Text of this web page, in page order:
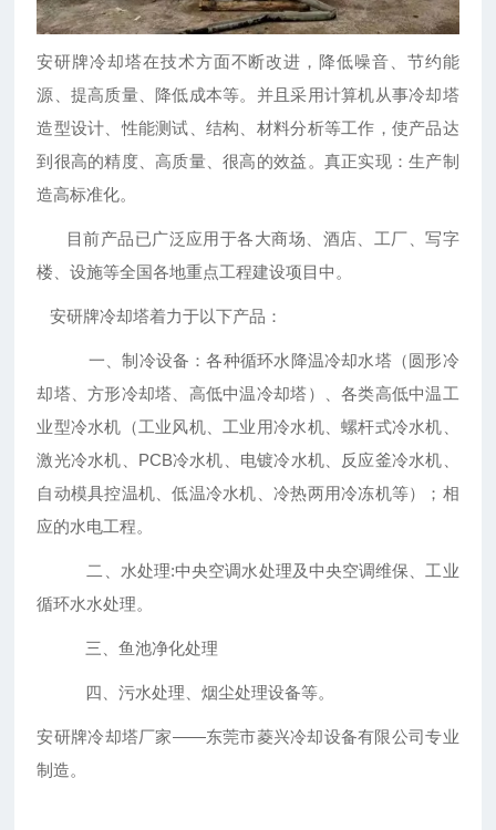
安研牌冷却塔在技术方面不断改进，降低噪音、节约能
源、提高质量、降低成本等。并且采用计算机从事冷却塔
造型设计、性能测试、结构、材料分析等工作，使产品达
到很高的精度、高质量、很高的效益。真正实现：生产制
造高标准化。
目前产品已广泛应用于各大商场、酒店、工厂、写字
楼、设施等全国各地重点工程建设项目中。
安研牌冷却塔着力于以下产品：
一、制冷设备：各种循环水降温冷却水塔（圆形冷
却塔、方形冷却塔、高低中温冷却塔）、各类高低中温工
业型冷水机（工业风机、工业用冷水机、螺杆式冷水机、
激光冷水机、PCB冷水机、电镀冷水机、反应釜冷水机、
自动模具控温机、低温冷水机、冷热两用冷冻机等）；相
应的水电工程。
二、水处理:中央空调水处理及中央空调维保、工业
循环水水处理。
三、鱼池净化处理
四、污水处理、烟尘处理设备等。
安研牌冷却塔厂家——东莞市菱兴冷却设备有限公司专业
制造。